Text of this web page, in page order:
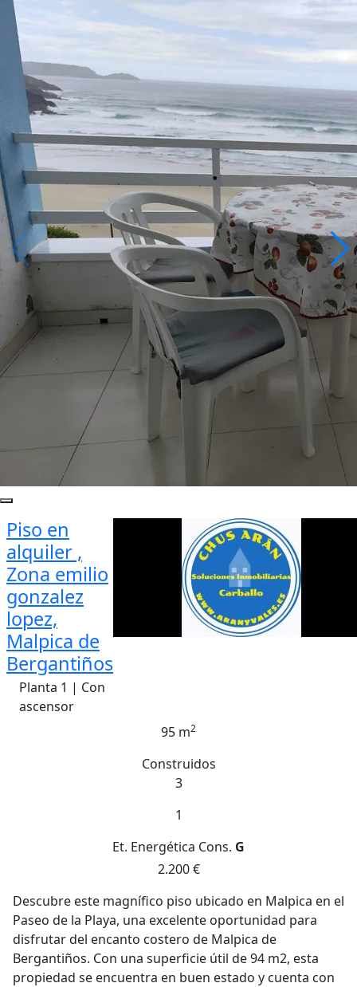
Piso en
alquiler ,
Zona emilio
gonzalez
lopez,
Malpica de
Bergantiños
Planta 1 | Con
ascensor
95 m2
Construidos
3
1
Et. Energética Cons. G
2.200 €
Descubre este magnífico piso ubicado en Malpica en el
Paseo de la Playa, una excelente oportunidad para
disfrutar del encanto costero de Malpica de
Bergantiños. Con una superficie útil de 94 m2, esta
propiedad se encuentra en buen estado y cuenta con